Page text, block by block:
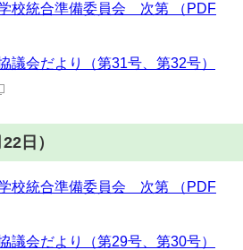
校統合準備委員会 次第 （PDF
議会だより（第31号、第32号）
日）
校統合準備委員会 次第 （PDF
議会だより（第29号、第30号）